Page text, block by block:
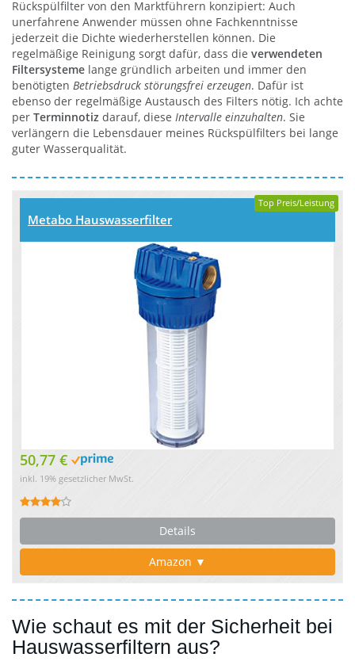
Rückspülfilter von den Marktführern konzipiert: Auch
unerfahrene Anwender müssen ohne Fachkenntnisse
jederzeit die Dichte wiederherstellen können. Die
regelmäßige Reinigung sorgt dafür, dass die verwendeten
Filtersysteme lange gründlich arbeiten und immer den
benötigten Betriebsdruck störungsfrei erzeugen. Dafür ist
ebenso der regelmäßige Austausch des Filters nötig. Ich achte
per Terminnotiz darauf, diese Intervalle einzuhalten. Sie
verlängern die Lebensdauer meines Rückspülfilters bei lange
guter Wasserqualität.
Top Preis/Leistung
Metabo Hauswasserfilter
50,77 €
inkl. 19% gesetzlicher MwSt.
Details
Amazon ▼
Wie schaut es mit der Sicherheit bei
Hauswasserfiltern aus?